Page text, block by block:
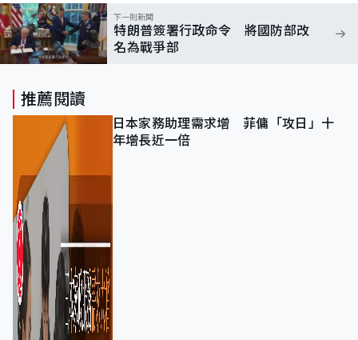
下一則新聞
特朗普簽署行政命令 將國防部改
名為戰爭部
推薦閱讀
日本家務助理需求增 菲傭「攻日」十
年增長近一倍